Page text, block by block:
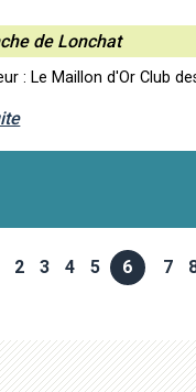
de Lonchat
: Le Maillon d'Or Club
2 3 4 5 6 7